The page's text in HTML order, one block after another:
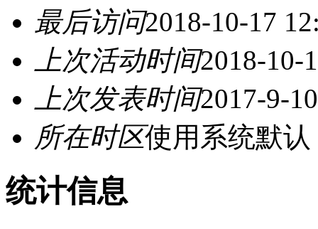
最后访问2018-10-17
上次活动时间2018-10-
上次发表时间2017-9-
所在时区使用系统默认
统计信息